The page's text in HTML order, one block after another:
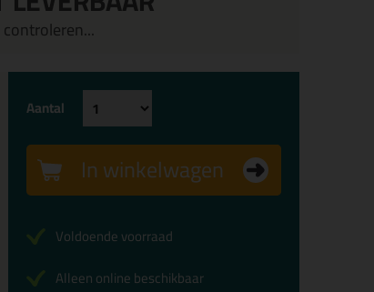
Aantal
In winkelwagen
Voldoende voorraad
Alleen online beschikbaar